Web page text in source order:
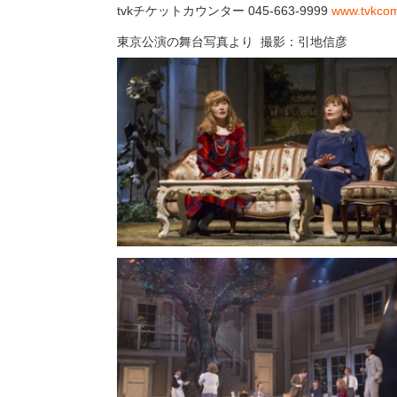
tvkチケットカウンター 045-663-9999
東京公演の舞台写真より 撮影：引地信彦